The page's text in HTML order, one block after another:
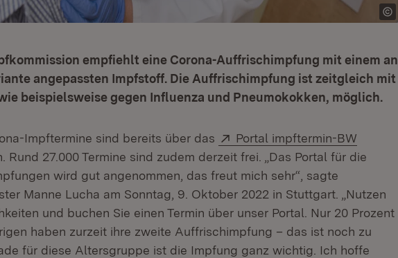
empfiehlt eine Corona-Auffrischimpfung mit einem an
angepassten Impfstoff. Die Auffrischimpfung ist zeitgleich mit
beispielsweise gegen Influenza und Pneumokokken, möglich.
Impftermine sind bereits über das Extern:
Portal impftermin-BW
Fenster)
Rund 27.000 Termine sind zudem derzeit frei. „Das Portal für die
wird gut angenommen, das freut mich sehr“, sagte
Manne Lucha am Sonntag, 9. Oktober 2022 in Stuttgart. „Nutzen
und buchen Sie einen Termin über unser Portal. Nur 20 Prozent
haben zurzeit ihre zweite Auffrischimpfung – das ist noch zu
für diese Altersgruppe ist die Impfung ganz wichtig. Ich hoffe